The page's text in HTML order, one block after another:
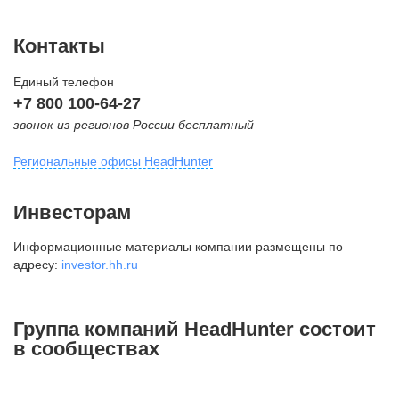
Контакты
Единый телефон
+7 800 100-64-27
звонок из регионов России бесплатный
Региональные офисы HeadHunter
внутригородская территория
Муниципальный округ Тверской,
2-я Брестская ул., д. 48,
+7 495 980-64-27
Инвесторам
Информационные материалы компании размещены по
адресу: investor.hh.ru
Группа компаний HeadHunter состоит
в сообществах